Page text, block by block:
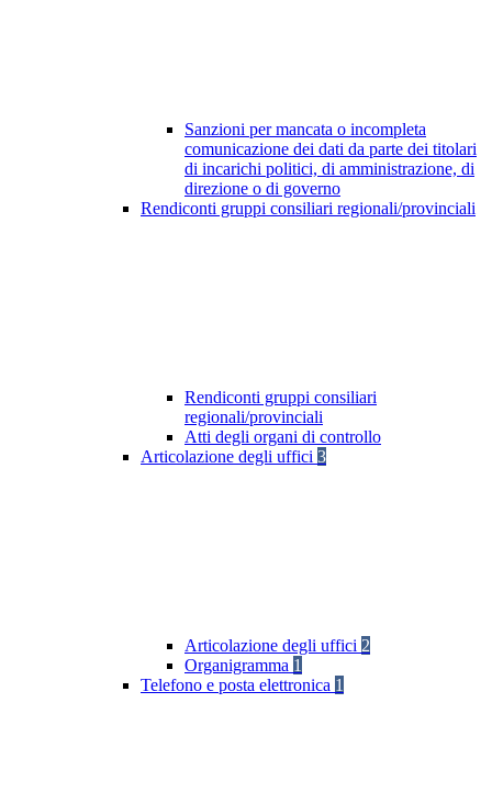
Sanzioni per mancata o incompleta
comunicazione dei dati da parte dei titolari
di incarichi politici, di amministrazione, di
direzione o di governo
Rendiconti gruppi consiliari regionali/provinciali
Rendiconti gruppi consiliari
regionali/provinciali
Atti degli organi di controllo
Articolazione degli uffici 3
Articolazione degli uffici 2
Organigramma 1
Telefono e posta elettronica 1